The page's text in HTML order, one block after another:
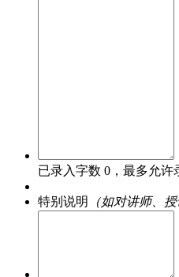
已录入字数 0 ，最多允许
特别说明 （如对讲师、